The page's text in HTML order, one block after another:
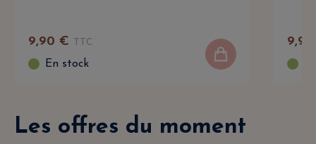
9,90 € TTC
En stock
9,90
Les offres du moment